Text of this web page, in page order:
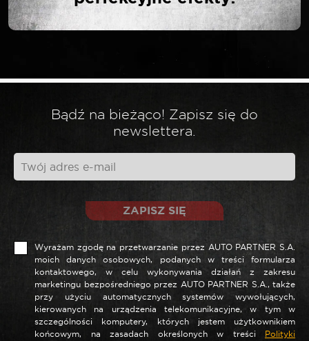
Twój adres email nie zostanie opublikowany.
Wymagane pola są oznaczone
*
Twoja opinia*
Nazwa *
Bądź na bieżąco! Zapisz się do
newslettera.
ZAPISZ SIĘ
Wyrażam zgodę na przetwarzanie przez AUTO PARTNER S.A.
moich danych osobowych, podanych w treści formularza
kontaktowego, w celu wykonywania działań z zakresu
marketingu bezpośredniego przez AUTO PARTNER S.A., także
przy użyciu automatycznych systemów wywołujących,
kierowanych na urządzenia telekomunikacyjne, w tym w
szczególności komputery, których jestem użytkownikiem
końcowym, na zasadach określonych w treści Polityki